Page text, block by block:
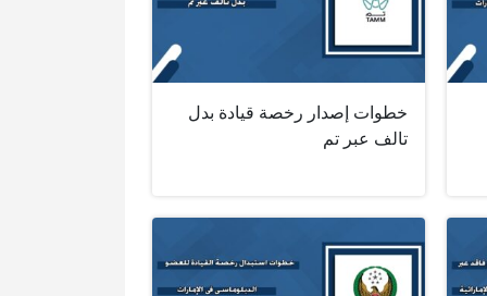
خطوات إصدار رخصة قيادة بدل
تالف عبر تم